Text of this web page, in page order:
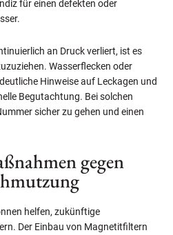
für einen defekten oder
an Druck verliert, ist es
Wasserflecken oder
Hinweise auf Leckagen und
Begutachtung. Bei solchen
sicher zu gehen und einen
gegen
helfen, zukünftige
Der Einbau von Magnetitfiltern